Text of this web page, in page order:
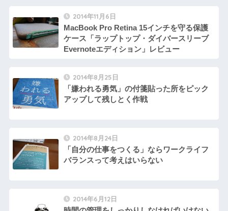
2014年11月6日
MacBook Pro Retina 15インチを守る保護
ケース「ラップトップ・ダイバースリーブ
Evernoteエディション」レビュー
2014年8月25日
「嫌われる勇気」の付箋貼った所をピック
アップして残しとく作戦
2014年8月24日
「自分の仕事をつくる」ならワークライフ
バランスって考えはいらない
2014年6月12日